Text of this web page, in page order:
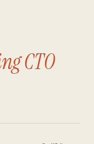
CTO